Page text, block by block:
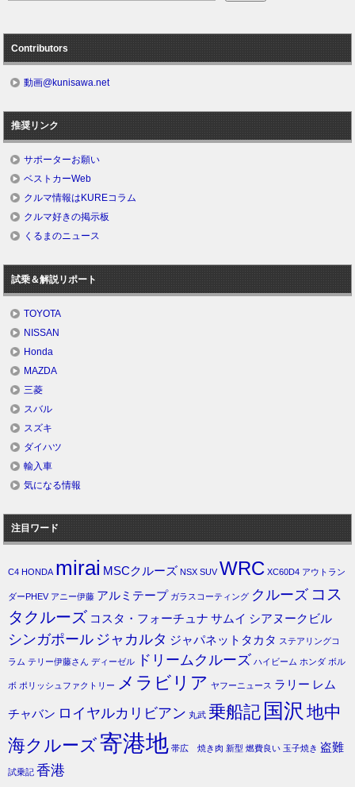
Contributors
動画@kunisawa.net
推奨リンク
サポーターお願い
ベストカーWeb
クルマ情報はKUREコラム
クルマ好きの掲示板
くるまのニュース
試乗＆解説リポート
TOYOTA
NISSAN
Honda
MAZDA
三菱
スバル
スズキ
ダイハツ
輸入車
気になる情報
注目ワード
C4 HONDA mirai MSCクルーズ NSX SUV WRC XC60D4 アウトラン
ダーPHEV アニー伊藤 アルミテープ ガラスコーティング クルーズ コス
タクルーズ コスタ・フォーチュナ サムイ シアヌークビル
シンガポール ジャカルタ ジャパネットタカタ ステアリングコ
ラム テリー伊藤さん ディーゼル ドリームクルーズ ハイビーム ホンダ ボル
ボ ポリッシュファクトリー メラビリア ヤフーニュース ラリー レム
チャバン ロイヤルカリビアン 丸武 乗船記 国沢 地中
海クルーズ寄港地 帯広 焼き肉 新型 燃費良い 玉子焼き 盗難
試乗記 香港